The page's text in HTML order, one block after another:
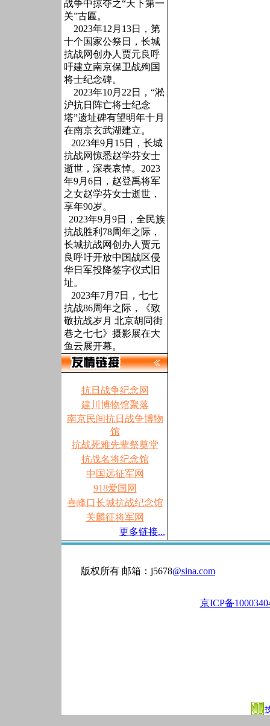
战争中掠夺之“天下第一
关”古匾。
2023年12月13日，第
十个国家公祭日，长城
抗战网创办人贾元良呼
吁建立南京保卫战殉国
将士纪念碑。
2023年10月22日，“淞
沪抗日阵亡将士纪念
塔”遗址碑有望明年十月
在南京玄武湖建立。
2023年9月15日，长城
抗战网惊悉赵学芬女士
逝世，深表哀悼。2023
年9月6日，赵登禹将军
之女赵学芬女士逝世，
享年90岁。
2023年9月9日，全民族
抗战胜利78周年之际，
长城抗战网创办人贾元
良呼吁开放中国战区侵
华日军投降签字仪式旧
址。
2023年7月7日，七七
抗战86周年之际，《致
敬抗战岁月 北京胡同街
巷之七七》摄影展在大
鱼云展开幕。
抗日战争纪念网
建川博物馆聚落
南京民间抗日战争博物
馆
抗战死难先辈祭奠堂
抗战名将纪念馆
中国远征军网
918爱国网
喜峰口长城抗战纪念馆
关麟征将军网
更多链接...
版权所有 邮箱：j5678@sina.com
京ICP备